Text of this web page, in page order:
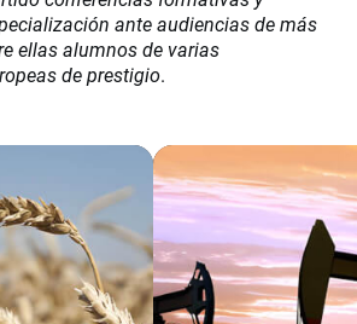
ante audiencias de más
ellas alumnos de varias
de prestigio.